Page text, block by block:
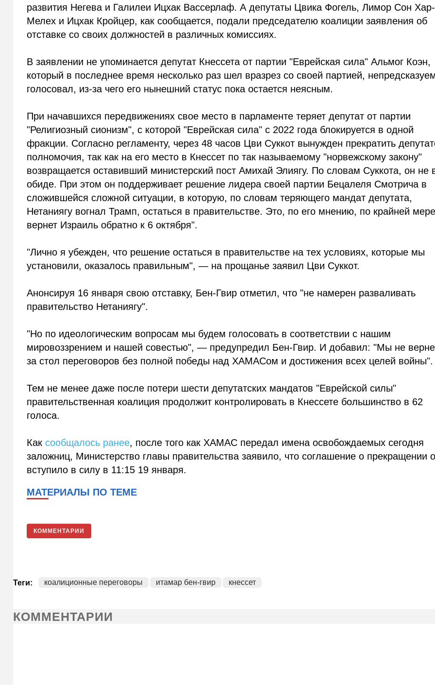
развития Негева и Галилеи Ицхак Вассерлаф. А депутаты Цвика Фогель, Лимор Сон Хар-
Мелех и Ицхак Кройцер, как сообщается, подали председателю коалиции заявления об
отставке со своих должностей в различных комиссиях.
В заявлении не упоминается депутат Кнессета от партии "Еврейская сила" Альмог Коэн,
который в последнее время несколько раз шел вразрез со своей партией,
голосовал, из-за чего его нынешний статус пока остается неясным.
При начавшихся передвижениях свое место в парламенте теряет депутат от партии
"Религиозный сионизм", с которой "Еврейская сила" с 2022 года блокируется в одной
фракции. Согласно регламенту, через 48 часов Цви Суккот вынужден прекратить
полномочия, так как на его место в Кнессет по так называемому "норвежскому закону"
возвращается оставивший министерский пост Амихай Элиягу. По словам Суккота, он не
обиде. При этом он поддерживает решение лидера своей партии Бецалеля Смотрича в
сложившейся сложной ситуации, в которую, по словам теряющего мандат депутата,
Нетаниягу вогнал Трамп, остаться в правительстве. Это, по его мнению, по крайней
вернет Израиль обратно к 6 октября".
"Лично я убежден, что решение остаться в правительстве на тех условиях, которые мы
установили, оказалось правильным", — на прощанье заявил Цви Суккот.
Анонсируя 16 января свою отставку, Бен-Гвир отметил, что "не намерен разваливать
правительство Нетаниягу".
"Но по идеологическим вопросам мы будем голосовать в соответствии с нашим
мировоззрением и нашей совестью", — предупредил Бен-Гвир. И добавил: "Мы не
за стол переговоров без полной победы над ХАМАСом и достижения всех целей войны".
Тем не менее даже после потери шести депутатских мандатов "Еврейской силы"
правительственная коалиция продолжит контролировать в Кнессете большинство в 62
голоса.
Каксообщалось ранее, после того как ХАМАС передал имена освобождаемых сегодня
заложниц, Министерство главы правительства заявило, что соглашение о прекращении
вступило в силу в 11:15 19 января.
МАТЕРИАЛЫ ПО ТЕМЕ
КОММЕНТАРИИ
Теги: коалиционные переговоры итамар бен-гвир кнессет
КОММЕНТАРИИ